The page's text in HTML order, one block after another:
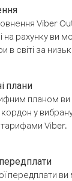
Viber
на рахунку ви
в світі за
плани
планом
у
тарифами Viber.
передплати